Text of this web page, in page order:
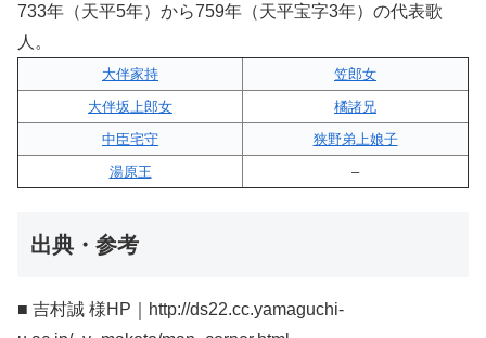
733年（天平5年）から759年（天平宝字3年）の代表歌
人。
大伴家持
笠郎女
大伴坂上郎女
橘諸兄
中臣宅守
狭野弟上娘子
湯原王
–
出典・参考
■ 吉村誠 様HP｜http://ds22.cc.yamaguchi-